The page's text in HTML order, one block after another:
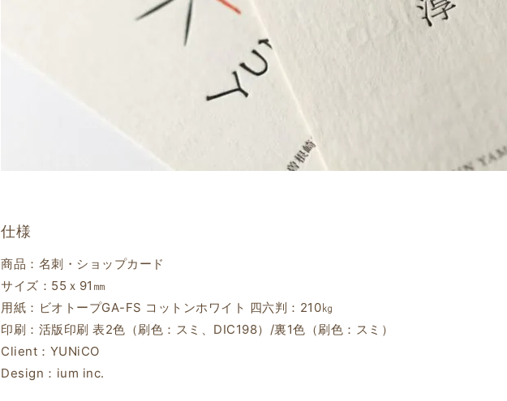
仕様
商品：名刺・ショップカード
サイズ：55ｘ91㎜
用紙：ビオトープGA-FS コットンホワイト 四六判：210㎏
印刷：活版印刷 表2色（刷色：スミ、DIC198）/裏1色（刷色：スミ）
Client：YUNiCO
Design：ium inc.